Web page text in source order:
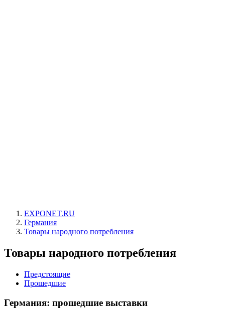
EXPONET.RU
Германия
Товары народного потребления
Товары народного потребления
Предстоящие
Прошедшие
Германия: прошедшие выставки